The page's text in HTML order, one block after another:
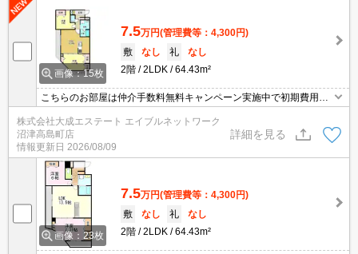
画像：15枚
7.5万円(管理費等：4,300円)
敷
なし 礼
なし
2階
2LDK 64.43m²
こちらのお部屋は仲介手数料無料キャンペーン実施中で初期費用お
得です！（事務手数料11,000円）２４６までアクセス便利な立地で
設備も充実しています！
株式会社大成エステート エイブルネットワーク
沼津高島町店
情報更新日 2026/08/09
詳細を見る
画像：23枚
7.5万円(管理費等：4,300円)
敷
なし 礼
なし
2階
2LDK 64.43m²